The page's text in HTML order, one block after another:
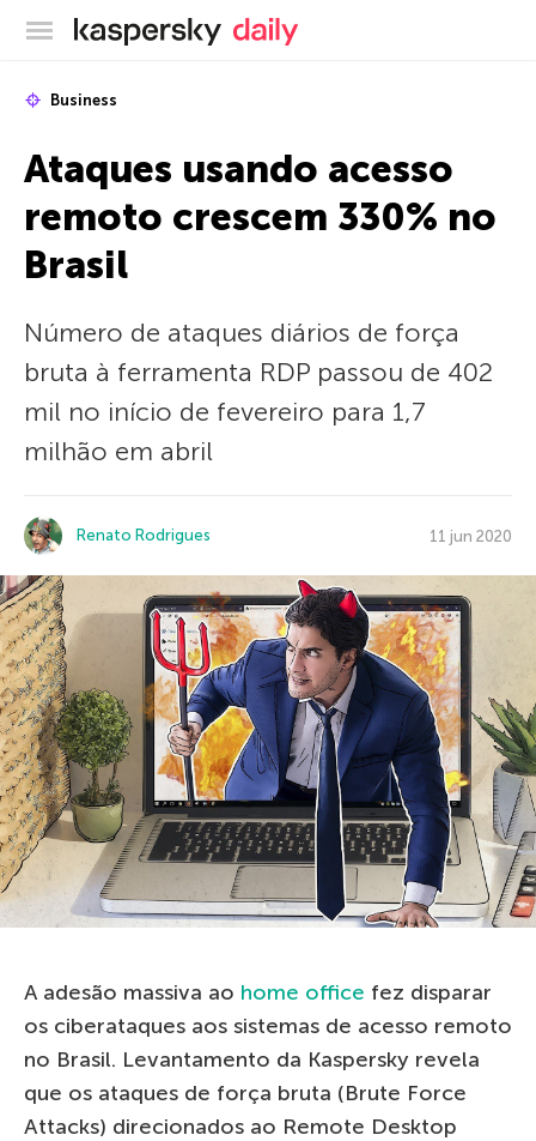
Blog oficial da Kaspersky
Business
Ataques usando acesso
remoto crescem 330% no
Brasil
Número de ataques diários de força
bruta à ferramenta RDP passou de 402
mil no início de fevereiro para 1,7
milhão em abril
Renato Rodrigues 11 jun 2020
A adesão massiva ao home office fez disparar
os ciberataques aos sistemas de acesso remoto
no Brasil. Levantamento da Kaspersky revela
que os ataques de força bruta (Brute Force
Attacks) direcionados ao Remote Desktop